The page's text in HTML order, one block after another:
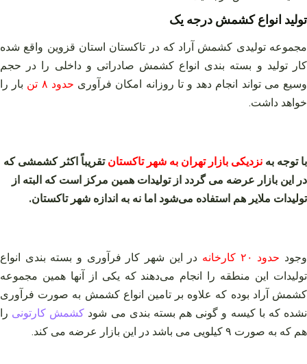
تولید انواع کشمش درجه یک
مجموعه تولیدی کشمش آراد که در تاکستان استان قزوین واقع شده
کار تولید و بسته بندی انواع کشمش صادراتی و داخلی را در حجم
وسیع می تواند انجام دهد و تا روزانه امکان فرآوری حدود ۸ تن
بار را
خواهد داشت.
با توجه به نزدیکی بازار تهران به شهر تاکستان تقریباً اکثر کشمشی که
در این بازار عرضه می گردد از تولیدات همین مرکز است که البته از
تولیدات ملایر هم استفاده می‌شود اما نه به اندازه شهر تاکستان.
وجود حدود ۲۰ کارخانه
در این شهر کار فرآوری و بسته بندی انواع
تولیدات این منطقه را انجام می‌دهند که یکی از آنها همین مجموعه
کشمش آراد بوده که علاوه بر تامین انواع کشمش به صورت فرآوری
نشده که با کیسه و گونی هم بسته بندی می شود کشمش کارتونی را
هم که به صورت ۹ کیلویی می باشد در این بازار عرضه می کند.